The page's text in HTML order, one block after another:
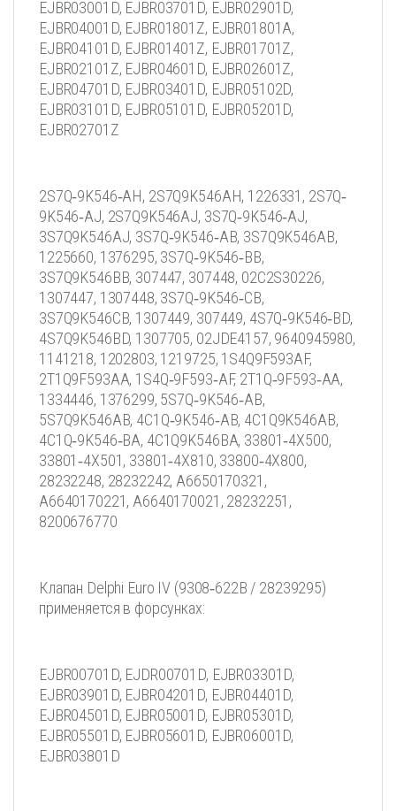
EJBR03001D, EJBR03701D, EJBR02901D,
EJBR04001D, EJBR01801Z, EJBR01801A,
EJBR04101D, EJBR01401Z, EJBR01701Z,
EJBR02101Z, EJBR04601D, EJBR02601Z,
EJBR04701D, EJBR03401D, EJBR05102D,
EJBR03101D, EJBR05101D, EJBR05201D,
EJBR02701Z
2S7Q‐9K546‐AH, 2S7Q9K546AH, 1226331, 2S7Q‐
9K546‐AJ, 2S7Q9K546AJ, 3S7Q‐9K546‐AJ,
3S7Q9K546AJ, 3S7Q‐9K546‐AB, 3S7Q9K546AB,
1225660, 1376295, 3S7Q‐9K546‐BB,
3S7Q9K546BB, 307447, 307448, 02C2S30226,
1307447, 1307448, 3S7Q‐9K546‐CB,
3S7Q9K546CB, 1307449, 307449, 4S7Q‐9K546‐BD,
4S7Q9K546BD, 1307705, 02JDE4157, 9640945980,
1141218, 1202803, 1219725, 1S4Q9F593AF,
2T1Q9F593AA, 1S4Q‐9F593‐AF, 2T1Q‐9F593‐AA,
1334446, 1376299, 5S7Q‐9K546‐AB,
5S7Q9K546AB, 4C1Q‐9K546‐AB, 4C1Q9K546AB,
4C1Q‐9K546‐BA, 4C1Q9K546BA, 33801‐4X500,
33801‐4X501, 33801‐4X810, 33800‐4X800,
28232248, 28232242, A6650170321,
A6640170221, A6640170021, 28232251,
8200676770
Клапан Delphi Euro IV (9308‐622B / 28239295)
применяется в форсунках:
EJBR00701D, EJDR00701D, EJBR03301D,
EJBR03901D, EJBR04201D, EJBR04401D,
EJBR04501D, EJBR05001D, EJBR05301D,
EJBR05501D, EJBR05601D, EJBR06001D,
EJBR03801D